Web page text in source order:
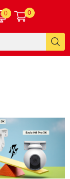
0 0